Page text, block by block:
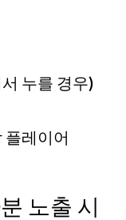
누를 경우)
플레이어
노출 시